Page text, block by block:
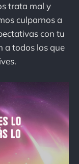
trata mal y
culparnos a
con tu
a todos los que